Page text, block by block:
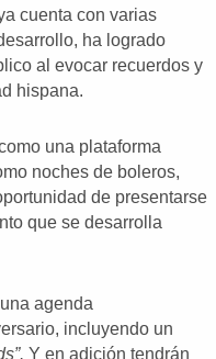
cuenta con varias
ha logrado
al evocar recuerdos y
hispana.
una plataforma
noches de boleros,
de presentarse
que se desarrolla
agenda
incluyendo un
Y en adición tendrán